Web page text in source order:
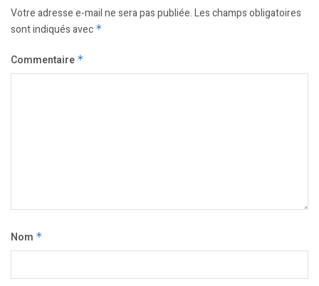
Votre adresse e-mail ne sera pas publiée.Les champs obligatoires
sont indiqués avec *
Commentaire *
Nom *